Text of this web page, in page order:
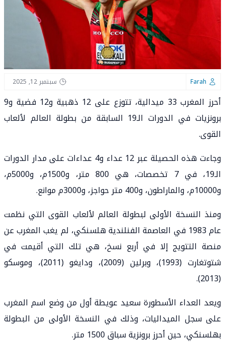
Farah سبتمبر 12, 2025
أحرز المغرب 33 ميدالية، تتوزع على 12 ذهبية و12 فضية و9
برونزيات في الدورات الـ19 السابقة من بطولة العالم لألعاب
القوى.
وجاءت هذه الحصيلة عبر 12 عداء و4 عداءات على مدار الدورات
الـ19، في 7 تخصصات، هي 800 متر، و1500م، و5000م،
و10000م، والماراطون، و400 متر حواجز، و3000م موانع.
ومنذ النسخة الأولى لبطولة العالم لألعاب القوى التي نظمت
عام 1983 في العاصمة الفنلندية هلسنكي، لم يغب المغرب عن
منصة التتويج إلا في أربع نسخ، هي تلك التي أقيمت في
شتوتغارت (1993)، وبرلين (2009)، ودايغو (2011)، وموسكو
(2013).
ويعد العداء الأسطورة سعيد عويطة أول من وضع اسم المغرب
على سجل الميداليات، وذلك في النسخة الأولى من البطولة
بهلسنكي، حين أحرز برونزية سباق 1500 متر.